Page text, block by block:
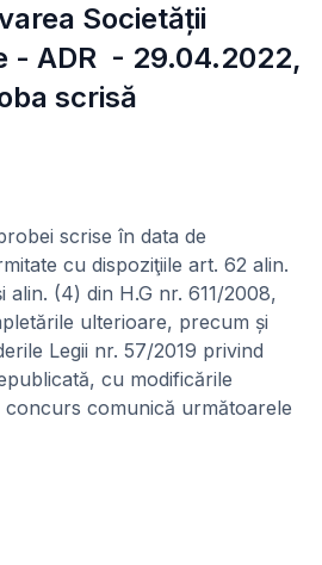
Societății
- ADR - 29.04.2022,
scrisă
scrise în data de
cu dispoziţiile art. 62 alin.
alin. (4) din H.G nr. 611/2008,
ulterioare, precum și
Legii nr. 57/2019 privind
cu modificările
concurs comunică următoarele